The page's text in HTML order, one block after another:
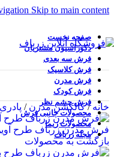
Skip to main content
صفحه نخست
دکوراسیون مشتریان
فرش سه بعدی
فرش کلاسیک
فرش مدرن
فرش کودک
فرش چشم نظر
محصولات جانبی فرش
محصولات زیما
مجله زرباف
خانه/ کالکشن مدرن/
فرش مدرن زرباف طرح
بازگشت به محصولات